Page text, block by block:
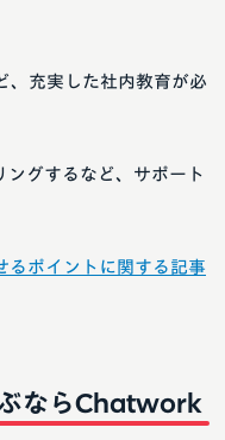
、充実した社内教育が必
ングするなど、サポート
るポイントに関する記事
ならChatwork